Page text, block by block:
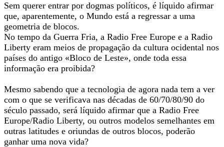
Sem querer entrar por dogmas políticos, é líquido afirmar
que, aparentemente, o Mundo está a regressar a uma
geometria de blocos.
No tempo da Guerra Fria, a Radio Free Europe e a Radio
Liberty eram meios de propagação da cultura ocidental nos
países do antigo «Bloco de Leste», onde toda essa
informação era proibida?
Mesmo sabendo que a tecnologia de agora nada tem a ver
com o que se verificava nas décadas de 60/70/80/90 do
século passado, será líquido afirmar que a Radio Free
Europe/Radio Liberty, ou outros modelos semelhantes em
outras latitudes e oriundas de outros blocos, poderão
ganhar uma nova vida?